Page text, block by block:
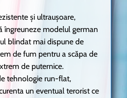
și ultraușoare,
îngreuneze modelul german
blindat mai dispune de
de fum pentru a scăpa de
de puternice.
tehnologie run-flat,
un eventual terorist ce